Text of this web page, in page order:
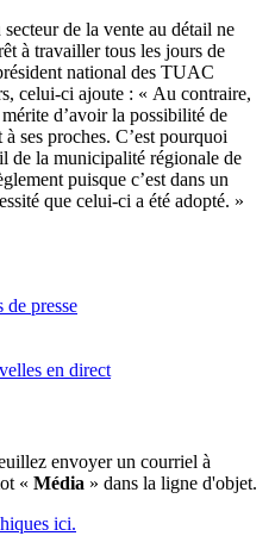
de la vente au détail ne
à travailler tous les jours de
national des TUAC
celui-ci ajoute : « Au contraire,
d’avoir la possibilité de
ses proches. C’est pourquoi
de la municipalité régionale de
puisque c’est dans un
que celui-ci a été adopté. »
de presse
en direct
envoyer un courriel à
« Média » dans la ligne d'objet.
ici.